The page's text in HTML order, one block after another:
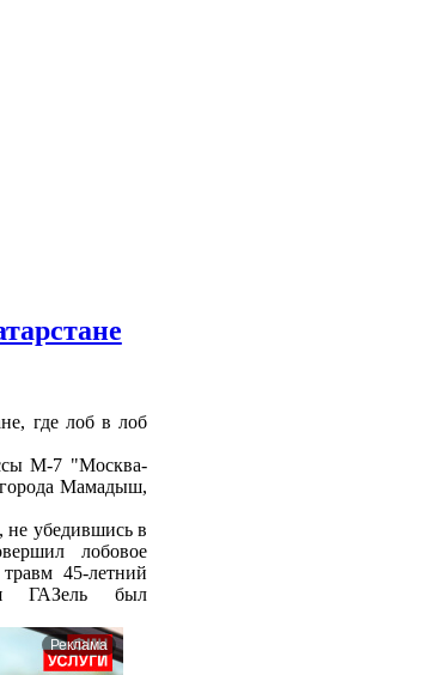
где лоб в лоб
М-7 "Москва-
Мамадыш,
не убедившись в
лобовое
45-летний
ГАЗель был
Реклама